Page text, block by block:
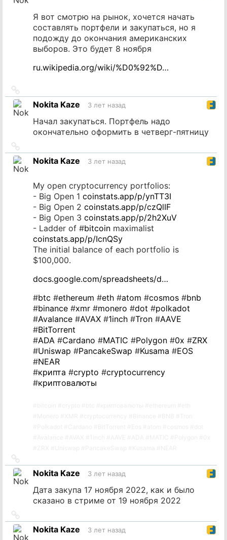
Я вот смотрю на рынок, хочется начать
составлять портфели и закупаться, но я
подожду до окончания американских
выборов. Это будет 8 ноября
ru.wikipedia.org/wiki/%D0%92%D…
на
источник
Nokita Kaze 3 лет назад
Начал закупаться. Портфель надо
окончательно оформить в четверг-пятницу
на
источник
Nokita Kaze 3 лет назад
My open cryptocurrency portfolios:
- Big Open 1 coinstats.app/p/ynTT3I
- Big Open 2 coinstats.app/p/czQlIF
- Big Open 3 coinstats.app/p/2h2XuV
- Ladder of #bitcoin maximalist
coinstats.app/p/IcnQSy
The initial balance of each portfolio is
$100,000.
docs.google.com/spreadsheets/d…
#btc #ethereum #eth #atom #cosmos #bnb
#binance #xmr #monero #dot #polkadot
#Avalance #AVAX #1inch #Tron #AAVE
#BitTorrent
#ADA #Cardano #MATIC #Polygon #0x #ZRX
#Uniswap #PancakeSwap #Kusama #EOS
#NEAR
#крипта #crypto #cryptocurrency
#криптовалюты
на
источник
Nokita Kaze 3 лет назад
Дата закупа 17 ноября 2022, как и было
сказано в стриме от 19 ноября 2022
на
источник
Nokita Kaze 3 лет назад